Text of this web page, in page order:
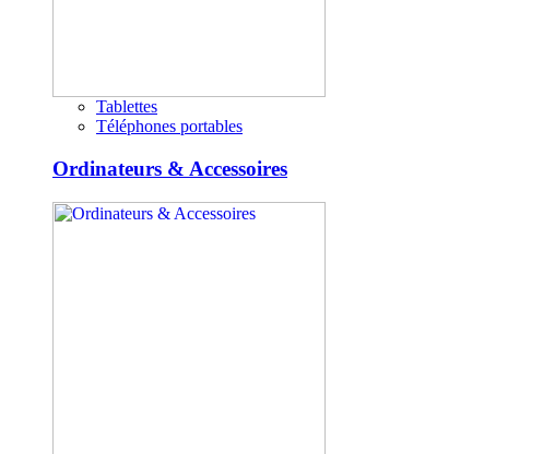
Tablettes
Téléphones portables
Ordinateurs & Accessoires